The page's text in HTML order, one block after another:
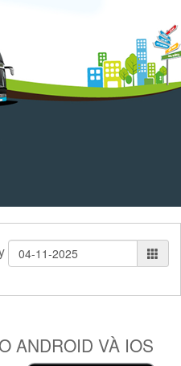
ANDROID VÀ IOS